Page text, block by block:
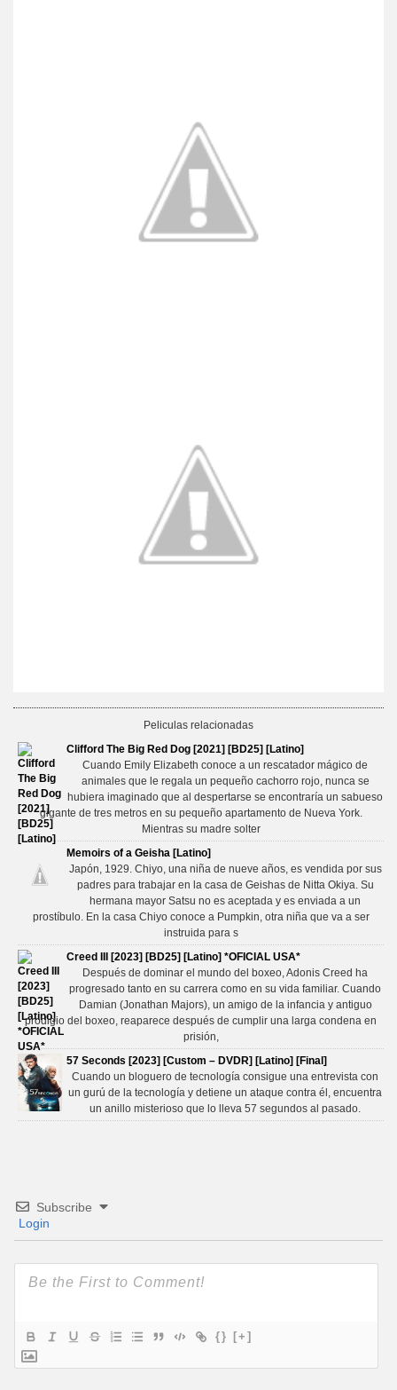
Peliculas relacionadas
Clifford The Big Red Dog [2021] [BD25] [Latino]
Cuando Emily Elizabeth conoce a un rescatador mágico de
animales que le regala un pequeño cachorro rojo, nunca se
hubiera imaginado que al despertarse se encontraría un sabueso
gigante de tres metros en su pequeño apartamento de Nueva York.
Mientras su madre solter
Memoirs of a Geisha [Latino]
Japón, 1929. Chiyo, una niña de nueve años, es vendida por sus
padres para trabajar en la casa de Geishas de Nitta Okiya. Su
hermana mayor Satsu no es aceptada y es enviada a un
prostíbulo. En la casa Chiyo conoce a Pumpkin, otra niña que va a ser
instruida para s
Creed III [2023] [BD25] [Latino] *OFICIAL USA*
Después de dominar el mundo del boxeo, Adonis Creed ha
progresado tanto en su carrera como en su vida familiar. Cuando
Damian (Jonathan Majors), un amigo de la infancia y antiguo
prodigio del boxeo, reaparece después de cumplir una larga condena en
prisión,
57 Seconds [2023] [Custom – DVDR] [Latino] [Final]
Cuando un bloguero de tecnología consigue una entrevista con
un gurú de la tecnología y detiene un ataque contra él, encuentra
un anillo misterioso que lo lleva 57 segundos al pasado.
Subscribe
Login
{} [+]